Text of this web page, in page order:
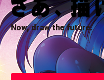
Now, draw the future.